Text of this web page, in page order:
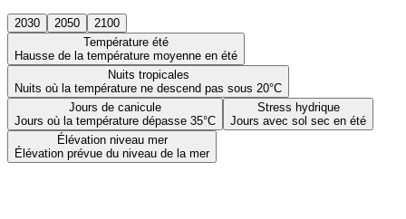
2030 2050
2100
Température été
Hausse de la température moyenne en été
Nuits tropicales
Nuits où la température ne descend pas sous 20°C
Jours de canicule
Jours où la température dépasse 35°C
Stress hydrique
Jours avec sol sec en été
Élévation niveau mer
Élévation prévue du niveau de la mer